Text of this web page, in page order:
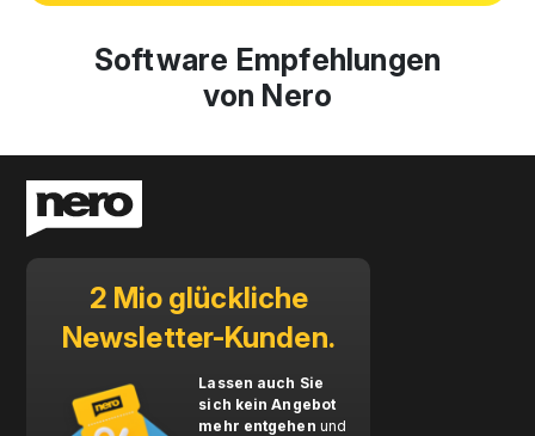
Software Empfehlungen
von Nero
2 Mio glückliche
Newsletter-Kunden.
Lassen auch Sie
sich kein Angebot
mehr entgehen und